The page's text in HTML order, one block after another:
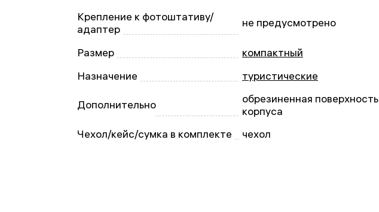
Крепление к фотоштативу/
адаптер
не предусмотрено
Размер
компактный
Назначение
туристические
Дополнительно
обрезиненная поверхность
корпуса
Чехол/кейс/сумка в комплекте
чехол